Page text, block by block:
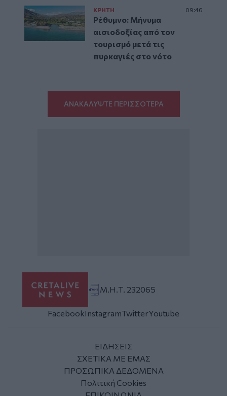
ΚΡΗΤΗ 09:46
Ρέθυμνο: Μήνυμα
αισιοδοξίας από τον
τουρισμό μετά τις
πυρκαγιές στο νότο
ΑΝΑΚΑΛΥΨΤΕ ΠΕΡΙΣΣΟΤΕΡΑ
Μ.Η.Τ. 232065
FacebookInstagramTwitterYoutube
ΕΙΔΗΣΕΙΣ
ΣΧΕΤΙΚΑ ΜΕ ΕΜΑΣ
ΠΡΟΣΩΠΙΚΑ ΔΕΔΟΜΕΝΑ
Πολιτική Cookies